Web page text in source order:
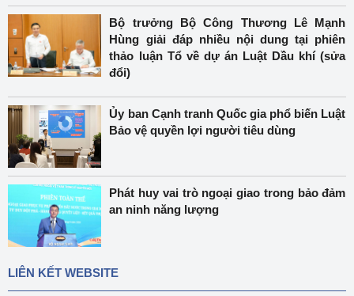
Bộ trưởng Bộ Công Thương Lê Mạnh
Hùng giải đáp nhiều nội dung tại phiên
thảo luận Tổ về dự án Luật Dầu khí (sửa
đổi)
Ủy ban Cạnh tranh Quốc gia phổ biến Luật
Bảo vệ quyền lợi người tiêu dùng
Phát huy vai trò ngoại giao trong bảo đảm
an ninh năng lượng
LIÊN KẾT WEBSITE